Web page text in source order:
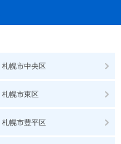
札幌市中央区
札幌市東区
札幌市豊平区